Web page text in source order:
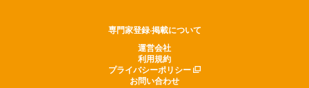
専門家登録·掲載について
運営会社
利用規約
プライバシーポリシー
お問い合わせ